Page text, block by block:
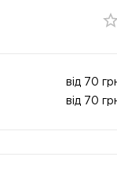
від 70
від 70